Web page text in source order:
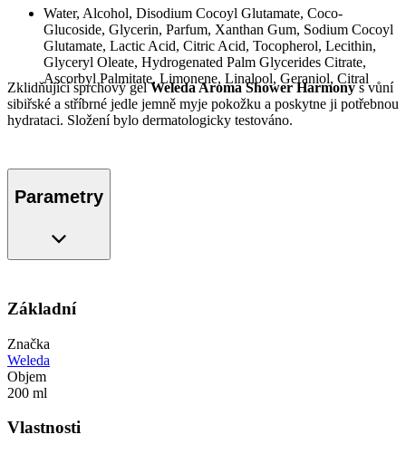
Water, Alcohol, Disodium Cocoyl Glutamate, Coco-
Glucoside, Glycerin, Parfum, Xanthan Gum, Sodium Cocoyl
Glutamate, Lactic Acid, Citric Acid, Tocopherol, Lecithin,
Glyceryl Oleate, Hydrogenated Palm Glycerides Citrate,
Ascorbyl Palmitate, Limonene, Linalool, Geraniol, Citral
Zklidňující sprchový gelWeleda Aroma Shower Harmonys vůní
sibiřské a stříbrné jedle jemně myje pokožku a poskytne ji potřebnou
hydrataci. Složení bylo dermatologicky testováno.
Parametry
Základní
Značka
Weleda
Objem
200 ml
Vlastnosti